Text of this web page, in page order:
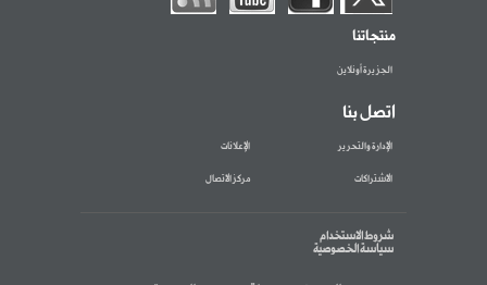
منتجاتنا
الجزيرة أونلاين
اتصل بنا
الإدارة والتحرير الإعلانات
الاشتراكات مركز الاتصال
شروط الاستخدام
سياسة الخصوصية